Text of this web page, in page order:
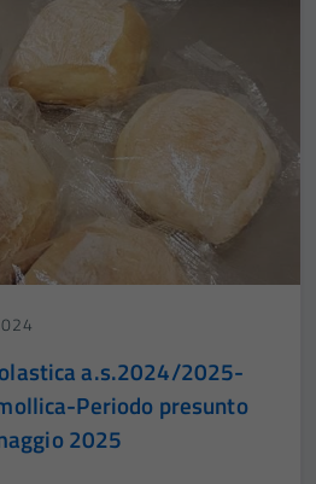
a.s.2024/2025-
Periodo presunto
2025